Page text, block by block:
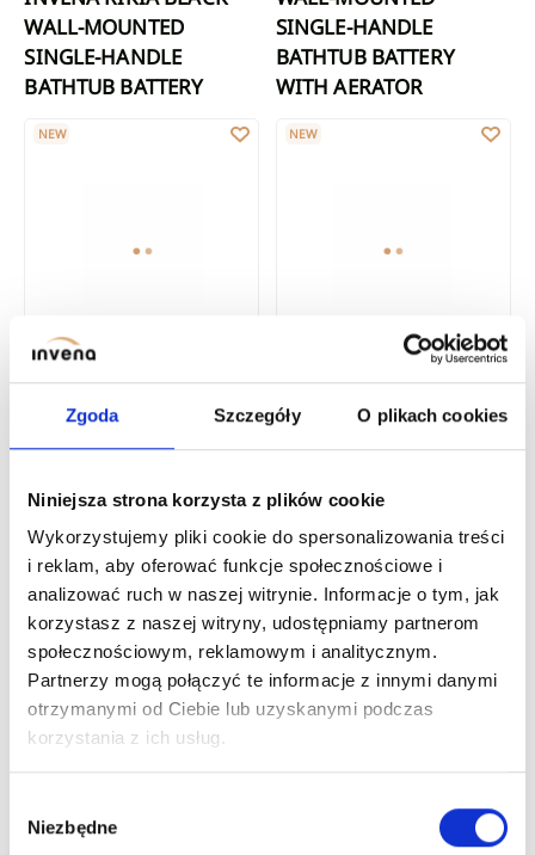
Zgoda Szczegóły O plikach cookies
Niniejsza strona korzysta z plików cookie
Wykorzystujemy pliki cookie do spersonalizowania treści
i reklam, aby oferować funkcje społecznościowe i
analizować ruch w naszej witrynie. Informacje o tym, jak
korzystasz z naszej witryny, udostępniamy partnerom
społecznościowym, reklamowym i analitycznym.
Partnerzy mogą połączyć te informacje z innymi danymi
otrzymanymi od Ciebie lub uzyskanymi podczas
korzystania z ich usług.
zgody
Niezbędne
WALL-MOUNTED
SINGLE-HANDLE
BATHTUB BATTERY
SINGLE-HANDLE
BATHTUB BATTERY
WITH AERATOR
INVENA ERONA WALL-MOUNTED SINGLE-HANDLE BATHTUB
NEW
MOUNTED SINGLE-
BATTERY, CHROME,
WITH AERATOR
BATH MIXER KALON CHROME
NEW
BATH MIXER KALON
CHROME
BATH MIXER PINIOS CHROME